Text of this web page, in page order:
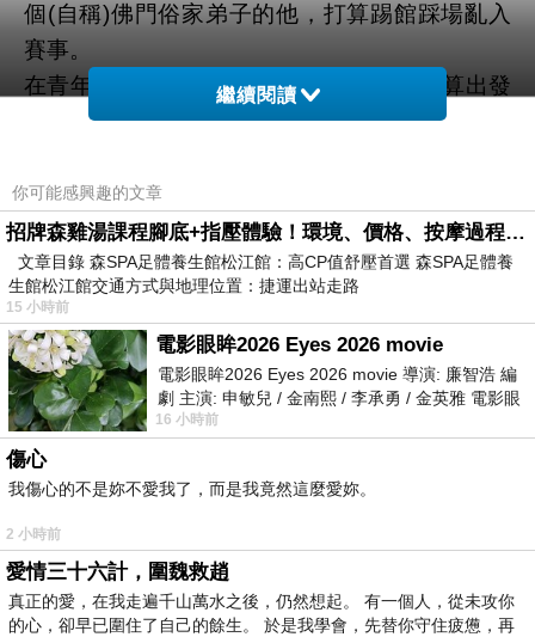
個(自稱)佛門俗家弟子的他，打算踢館踩場亂入
賽事。
在青年新村的運動場做好熱身上線，正打算出發
之時，便傳來陳生亦要在第一城出發的訊號。
空的感覺。
雞聲一響，賽事開始，想不到教友們的步伐也不
慢，跑在前頭的教友也真的是長跑好手，一馬當
先跑在前面。
本來在中後位置的我，並沒有把引擎全開，也沒
法把引擎全開，只能以6分半鐘多的配速路跑。
但在馬鞍山海濱長廊，參賽者的密度開始慢慢減
少，一些衝了800米的教友也開始慢了下來，這
幾個星期完全沒有練習速度的我，心想也是時候
也因為今天的天氣較為寒冷，天陰中也只露出一
線陽光，那是極佳快跑的環境。
帶上心跳帶，檢查著心跳，由原本每分鐘130
繼續閱讀
你可能感興趣的文章
招牌森雞湯課程腳底+指壓體驗！環境、價格、按摩過程全紀錄，森SPA足體養生館松江館最新價格表
文章目錄 森SPA足體養生館松江館：高CP值舒壓首選 森SPA足體養
生館松江館交通方式與地理位置：捷運出站走路
15 小時前
電影眼眸2026 Eyes 2026 movie
電影眼眸2026 Eyes 2026 movie 導演: 廉智浩 編
劇 主演: 申敏兒 / 金南熙 / 李承勇 / 金英雅 電影眼
眸2026描述攝影師徐珍因遺
16 小時前
傷心
我傷心的不是妳不愛我了，而是我竟然這麼愛妳。
2 小時前
愛情三十六計，圍魏救趙
真正的愛，在我走遍千山萬水之後，仍然想起。 有一個人，從未攻你
的心，卻早已圍住了自己的餘生。 於是我學會，先替你守住疲憊，再